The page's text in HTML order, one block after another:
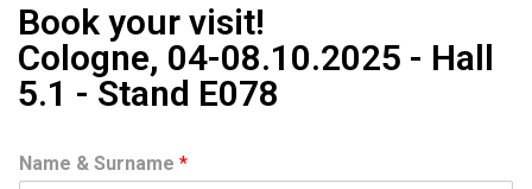
Book your visit!
Cologne, 04-08.10.2025 - Hall
5.1 - Stand E078
Name & Surname *